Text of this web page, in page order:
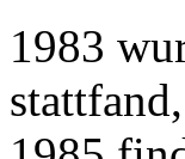
1983